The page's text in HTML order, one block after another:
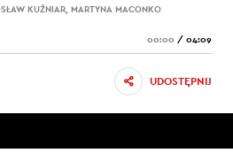
KUŹNIAR, MARTYNA MACONKO
00:00 / 04:09
UDOSTĘPNIJ